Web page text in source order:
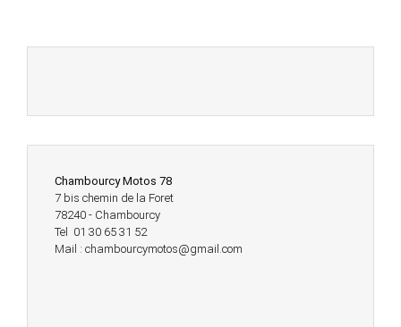
Chambourcy Motos 78
7 bis chemin de la Foret
78240 - Chambourcy
Tel 01 30 65 31 52
Mail : chambourcymotos@gmail.com